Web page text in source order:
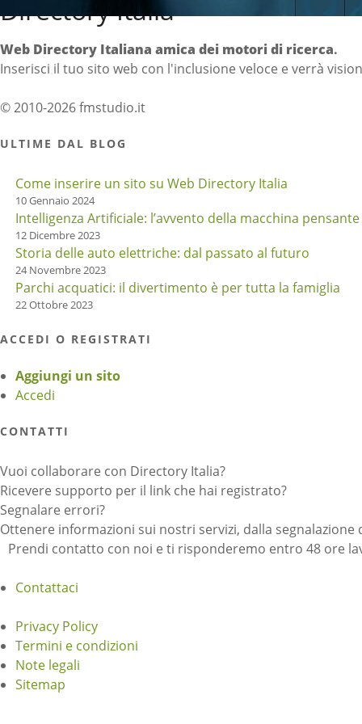
Directory Italia
Web Directory Italiana amica dei motori di ricerca.
Inserisci il tuo sito web con l'inclusione veloce e verrà
© 2010-2026 fmstudio.it
ULTIME DAL BLOG
Come inserire un sito su Web Directory Italia
10 Gennaio 2024
Intelligenza Artificiale: l’avvento della macchina pensante
12 Dicembre 2023
Storia delle auto elettriche: dal passato al futuro
24 Novembre 2023
Parchi acquatici: il divertimento è per tutta la famiglia
22 Ottobre 2023
ACCEDI O REGISTRATI
Aggiungi un sito
Accedi
CONTATTI
Vuoi collaborare con Directory Italia?
Ricevere supporto per il link che hai registrato?
Segnalare errori?
Ottenere informazioni sui nostri servizi, dalla
Prendi contatto con noi e ti risponderemo entro 48 ore
Contattaci
Privacy Policy
Termini e condizioni
Note legali
Sitemap